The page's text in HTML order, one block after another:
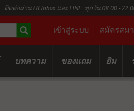
ติดต่อผ่าน FB Inbox และ LINE: ทุกวัน 08:00 -
เข้าสู่ระบบ สมัครสม
บทความ ของแถม ยิม